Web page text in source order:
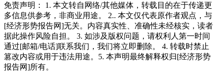
免责声明： 1. 本文转自网络/其他媒体，转载目的在于传递更
多信息供参考，非商业用途。 2.. 本文仅代表原作者观点，与
[经济形势报告网]无关。内容真实性、准确性未经核实，读者
据此操作风险自担。 3. 如涉及版权问题，请权利人第一时间
通过[邮箱/电话]联系我们，我们将立即删除。 4. 转载时禁止
篡改内容或用于违法用途。5. 本声明最终解释权归[经济形势
报告网]所有。